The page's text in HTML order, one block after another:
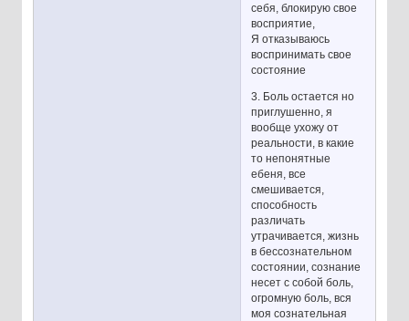
себя, блокирую свое
восприятие,
Я отказываюсь
воспринимать свое
состояние
3. Боль остается но
приглушенно, я
вообще ухожу от
реальности, в какие
то непонятные
ебеня, все
смешивается,
способность
различать
утрачивается, жизнь
в бессознательном
состоянии, сознание
несет с собой боль,
огромную боль, вся
моя сознательная